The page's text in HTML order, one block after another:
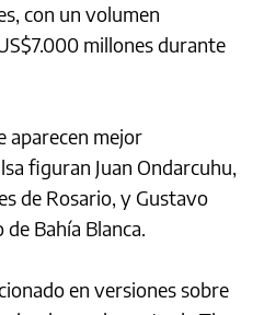
con un volumen
millones durante
aparecen mejor
figuran Juan Ondarcuhu,
de Rosario, y Gustavo
Bahía Blanca.
en versiones sobre